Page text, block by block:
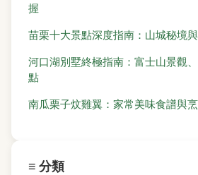
握
苗栗十大景點深度指南：山城秘境
河口湖別墅終極指南：富士山景觀
點
南瓜栗子炆雞翼：家常美味食譜與
≡ 分類